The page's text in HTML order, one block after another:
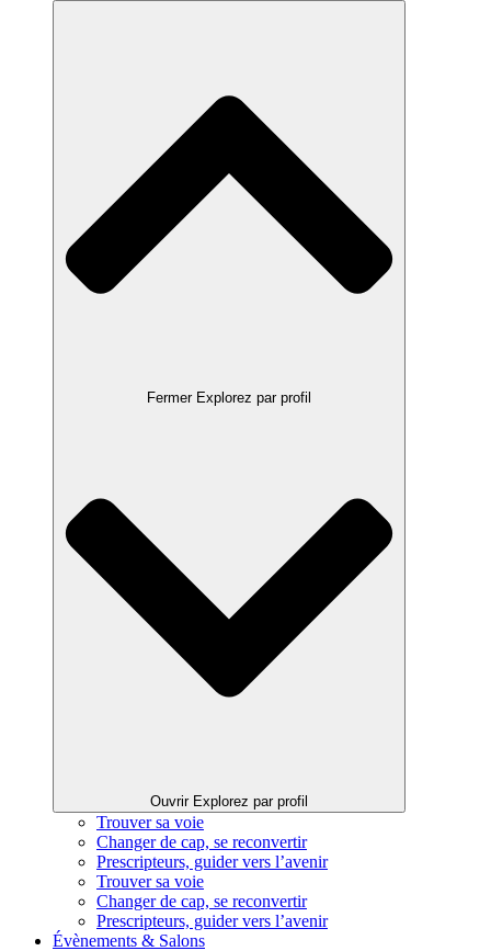
Fermer Explorez par profil
Ouvrir Explorez par profil
Trouver sa voie
Changer de cap, se reconvertir
Prescripteurs, guider vers l’avenir
Trouver sa voie
Changer de cap, se reconvertir
Prescripteurs, guider vers l’avenir
Évènements & Salons